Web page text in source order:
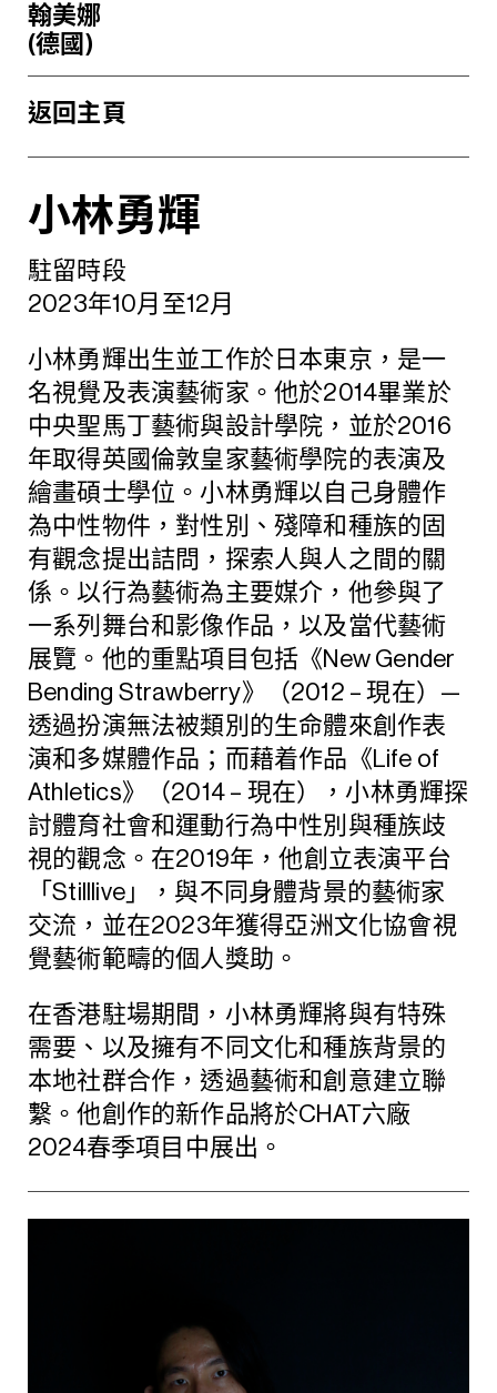
翰美娜
(德國)
返回主頁
小林勇輝
駐留時段
2023年10月至12月
小林勇輝出生並工作於日本東京，是一
名視覺及表演藝術家。他於2014畢業於
中央聖馬丁藝術與設計學院，並於2016
年取得英國倫敦皇家藝術學院的表演及
繪畫碩士學位。小林勇輝以自己身體作
為中性物件，對性別、殘障和種族的固
有觀念提出詰問，探索人與人之間的關
係。以行為藝術為主要媒介，他參與了
一系列舞台和影像作品，以及當代藝術
展覽。他的重點項目包括《New Gender
Bending Strawberry》（2012 – 現在）—
透過扮演無法被類別的生命體來創作表
演和多媒體作品；而藉着作品《Life of
Athletics》（2014 – 現在），小林勇輝探
討體育社會和運動行為中性別與種族歧
視的觀念。在2019年，他創立表演平台
「Stilllive」，與不同身體背景的藝術家
交流，並在2023年獲得亞洲文化協會視
覺藝術範疇的個人獎助。
在香港駐場期間，小林勇輝將與有特殊
需要、以及擁有不同文化和種族背景的
本地社群合作，透過藝術和創意建立聯
繫。他創作的新作品將於CHAT六廠
2024春季項目中展出。